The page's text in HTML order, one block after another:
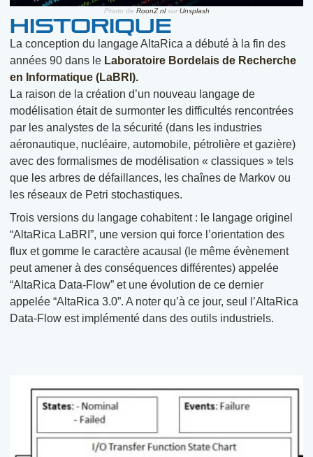
Historique
La conception du langage AltaRica a débuté à la fin des
années 90 dans le Laboratoire Bordelais de Recherche
en Informatique (LaBRI).
La raison de la création d’un nouveau langage de
modélisation était de surmonter les difficultés rencontrées
par les analystes de la sécurité (dans les industries
aéronautique, nucléaire, automobile, pétrolière et gazière)
avec des formalismes de modélisation « classiques » tels
que les arbres de défaillances, les chaînes de Markov ou
les réseaux de Petri stochastiques.
Trois versions du langage cohabitent : le langage originel
“AltaRica LaBRI”, une version qui force l’orientation des
flux et gomme le caractère acausal (le même évènement
peut amener à des conséquences différentes) appelée
“AltaRica Data-Flow” et une évolution de ce dernier
appelée “AltaRica 3.0”. A noter qu’à ce jour, seul l’AltaRica
Data-Flow est implémenté dans des outils industriels.
Photo de RoonZ nlsurUnsplash